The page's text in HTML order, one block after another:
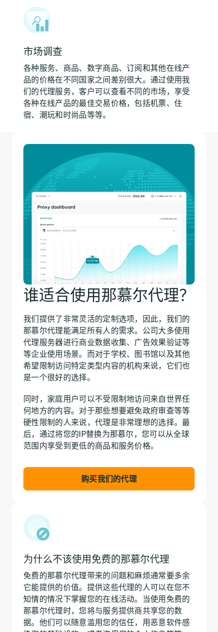
市场调查
各种服务、商品、数字商品、订阅和其他在线产
品的价格在不同国家之间差别很大。通过使用我
们的代理服务，客户可以查看不同的市场，享受
各种在线产品的最佳交易价格，包括机票、住
宿、潮玩和时尚品等等。
谁适合使用那慕尔代理？
我们提供了非常灵活的定制选项，因此，我们的
那慕尔代理能满足所有人的需求。公司大多使用
代理服务器进行商业数据收集、广告效果验证等
等企业使用场景。而对于学校、图书馆以及其他
希望限制访问特定类型内容的机构来说，它们也
是一个很好的选择。
同时，家庭用户可以不受限制地访问来自世界任
何地方的内容。对于那些想要避免政府审查等等
硬性限制的人来说，代理是非常理想的选择。最
后，通过将您的IP替换为那慕尔，您可以从全球
范围内享受到更低的商品和服务价格。
购买我们的代理
为什么不该使用免费的那慕尔代理
免费的那慕尔代理带来的问题和麻烦通常要多余
它能提供的价值。提供这些代理的人可以在您不
知情的情况下掌握您的在线活动。当使用免费的
那慕尔代理时，您将与服务提供商共享您的数
据。他们可以随意滥用您的信任，用恶意软件感